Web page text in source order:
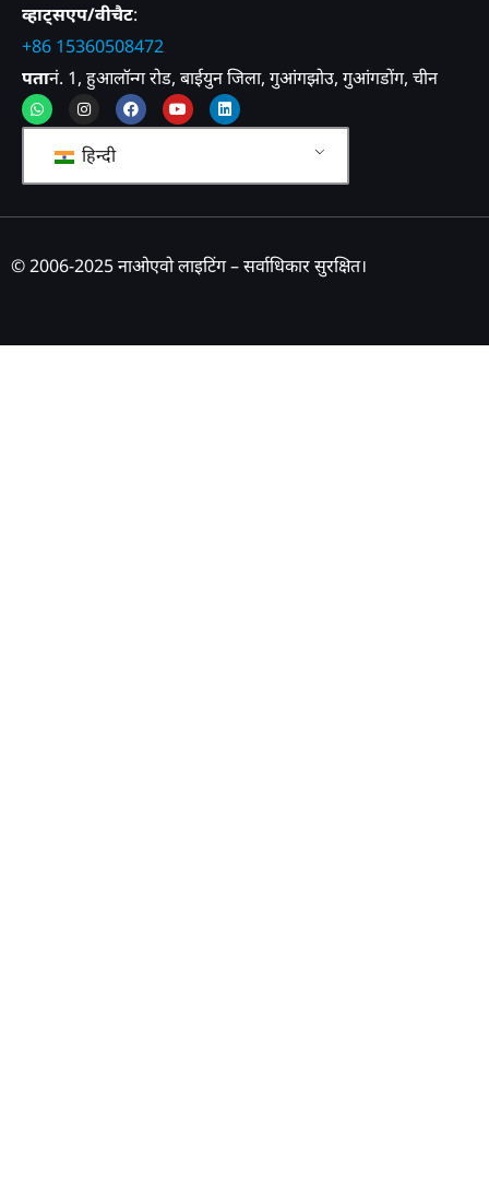
व्हाट्सएप/वीचैट:
+86 15360508472
पतानं. 1, हुआलॉन्ग रोड, बाईयुन जिला, गुआंगझोउ, गुआंगडोंग, चीन
व्हाट्सएपइंस्टाग्रामफेसबुक यूट्यूब लिंक्डइन
हिन्दी
© 2006-2025 नाओएवो लाइटिंग – सर्वाधिकार सुरक्षित।